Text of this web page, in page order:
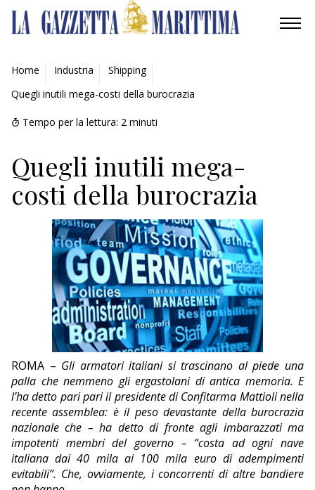
AMBIENTE
MOBILITÀ
INDUSTRIA
RICERCA
ECONOMIA
TURISMO
CULTURA
NAUTICA
EDITORIALI
Home Industria
Shipping
Quegli inutili mega-costi della burocrazia
Tempo per la lettura: 2 minuti
Quegli inutili mega-
costi della burocrazia
ROMA – Gli armatori italiani si trascinano al piede una
palla che nemmeno gli ergastolani di antica memoria. E
l’ha detto pari pari il presidente di Confitarma Mattioli nella
recente assemblea: è il peso devastante della burocrazia
nazionale che – ha detto di fronte agli imbarazzati ma
impotenti membri del governo – “costa ad ogni nave
italiana dai 40 mila ai 100 mila euro di adempimenti
evitabili”. Che, ovviamente, i concorrenti di altre bandiere